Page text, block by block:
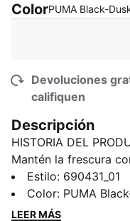
ColorPUMA Black-
Devoluciones
califiquen
Descripción
HISTORIA DEL
Mantén la frescura
preparado para todo.
jersey, esta playera
o para relajarte
Estilo: 690431_01
Color: PUMA
LEER MÁS